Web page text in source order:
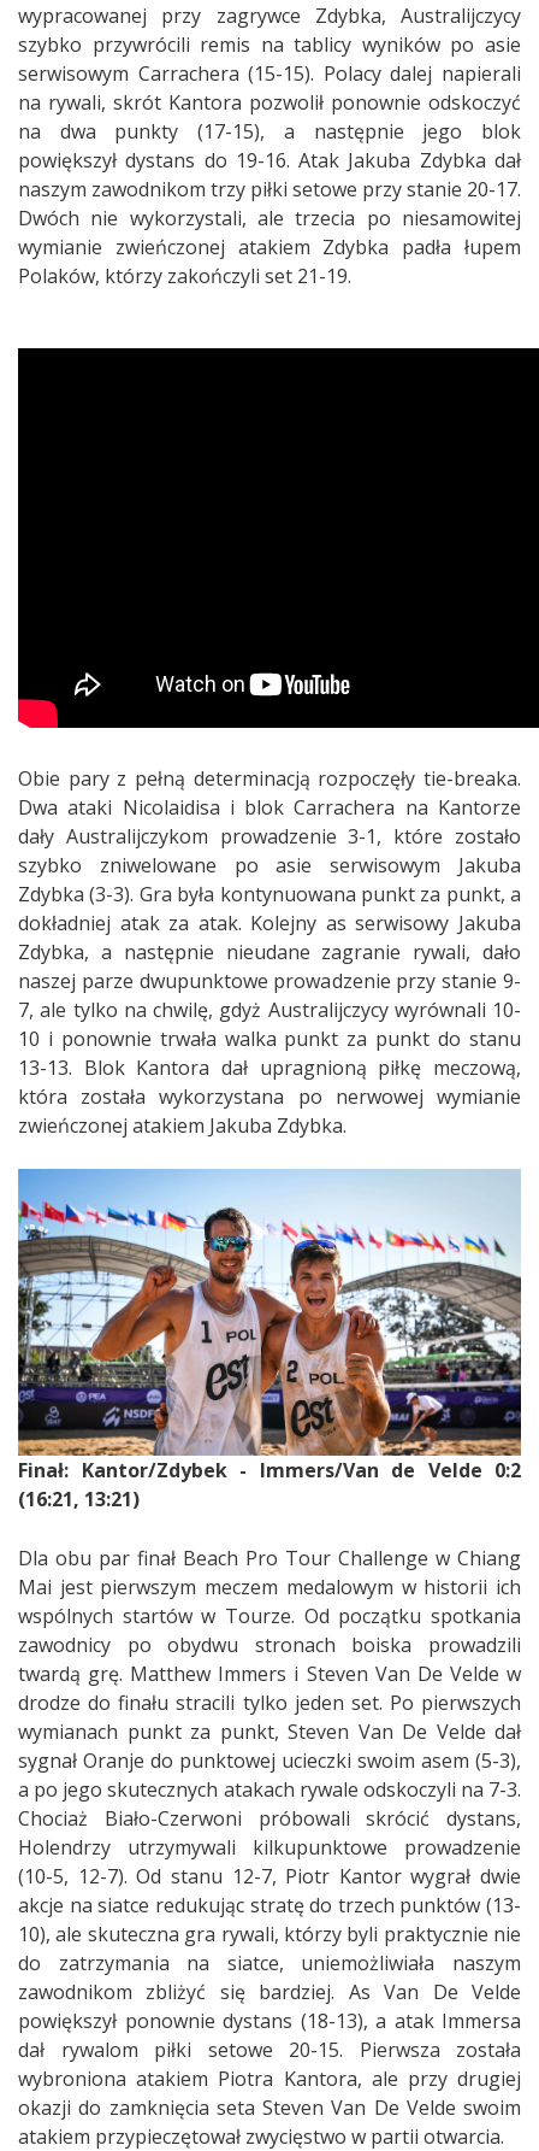
wypracowanej przy zagrywce Zdybka, Australijczycy
szybko przywrócili remis na tablicy wyników po asie
serwisowym Carrachera (15-15). Polacy dalej napierali
na rywali, skrót Kantora pozwolił ponownie odskoczyć
na dwa punkty (17-15), a następnie jego blok
powiększył dystans do 19-16. Atak Jakuba Zdybka dał
naszym zawodnikom trzy piłki setowe przy stanie 20-17.
Dwóch nie wykorzystali, ale trzecia po niesamowitej
wymianie zwieńczonej atakiem Zdybka padła łupem
Polaków, którzy zakończyli set 21-19.
Obie pary z pełną determinacją rozpoczęły tie-breaka.
Dwa ataki Nicolaidisa i blok Carrachera na Kantorze
dały Australijczykom prowadzenie 3-1, które zostało
szybko zniwelowane po asie serwisowym Jakuba
Zdybka (3-3). Gra była kontynuowana punkt za punkt, a
dokładniej atak za atak. Kolejny as serwisowy Jakuba
Zdybka, a następnie nieudane zagranie rywali, dało
naszej parze dwupunktowe prowadzenie przy stanie 9-
7, ale tylko na chwilę, gdyż Australijczycy wyrównali 10-
10 i ponownie trwała walka punkt za punkt do stanu
13-13. Blok Kantora dał upragnioną piłkę meczową,
która została wykorzystana po nerwowej wymianie
zwieńczonej atakiem Jakuba Zdybka.
Finał: Kantor/Zdybek - Immers/Van de Velde 0:2
(16:21, 13:21)
Dla obu par finał Beach Pro Tour Challenge w Chiang
Mai jest pierwszym meczem medalowym w historii ich
wspólnych startów w Tourze. Od początku spotkania
zawodnicy po obydwu stronach boiska prowadzili
twardą grę. Matthew Immers i Steven Van De Velde w
drodze do finału stracili tylko jeden set. Po pierwszych
wymianach punkt za punkt, Steven Van De Velde dał
sygnał Oranje do punktowej ucieczki swoim asem (5-3),
a po jego skutecznych atakach rywale odskoczyli na 7-3.
Chociaż Biało-Czerwoni próbowali skrócić dystans,
Holendrzy utrzymywali kilkupunktowe prowadzenie
(10-5, 12-7). Od stanu 12-7, Piotr Kantor wygrał dwie
akcje na siatce redukując stratę do trzech punktów (13-
10), ale skuteczna gra rywali, którzy byli praktycznie nie
do zatrzymania na siatce, uniemożliwiała naszym
zawodnikom zbliżyć się bardziej. As Van De Velde
powiększył ponownie dystans (18-13), a atak Immersa
dał rywalom piłki setowe 20-15. Pierwsza została
wybroniona atakiem Piotra Kantora, ale przy drugiej
okazji do zamknięcia seta Steven Van De Velde swoim
atakiem przypieczętował zwycięstwo w partii otwarcia.